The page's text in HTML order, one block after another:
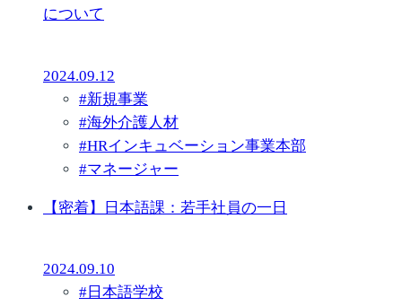
について
2024.09.12
#新規事業
#海外介護人材
#HRインキュベーション事業本部
#マネージャー
【密着】日本語課：若手社員の一日
2024.09.10
# 日本語学校